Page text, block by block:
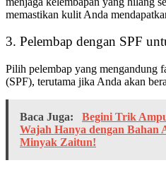
memastikan kulit Anda
3. Pelembap dengan SPF
Pilih pelembap yang mengandung
(SPF), terutama jika Anda akan
Baca Juga:
Begini Trik
Wajah Hanya dengan Bahan
Minyak Zaitun!